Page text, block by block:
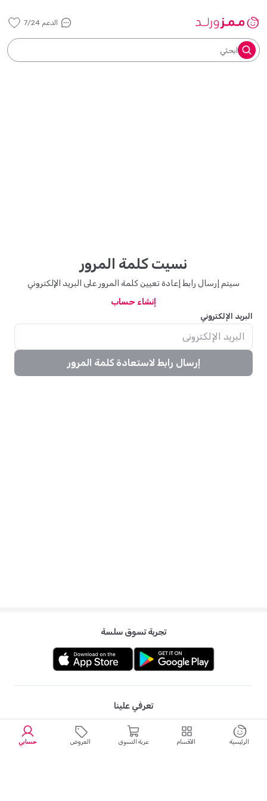
الدعم 7/24
ابحثي
نسيت كلمة المرور
سيتم إرسال رابط إعادة تعيين كلمة المرور على البريد الإلكتروني
إنشاء حساب
البريد الإلكتروني
إرسال رابط لاستعادة كلمة المرور
الرئيسية الأقسام عربة التسوق العروض حسابي
تجربة تسوق سلسة
تعرفي علينا